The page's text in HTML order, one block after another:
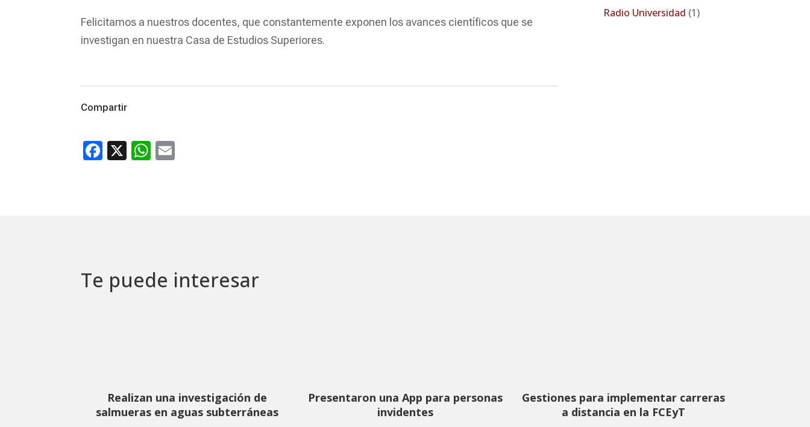
Felicitamos a nuestros docentes, que constantemente exponen los avances científicos que se
investigan en nuestra Casa de Estudios Superiores.
Compartir
Facebook
X WhatsApp
Radio Universidad (1)
Te puede interesar
Realizan una investigación de
salmueras en aguas subterráneas
Presentaron una App para personas
invidentes
Gestiones para implementar carreras
a distancia en la FCEyT